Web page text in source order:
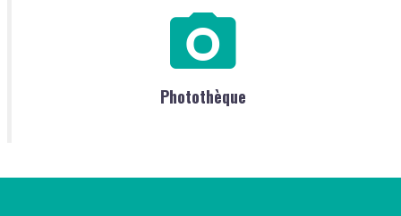
Photothèque